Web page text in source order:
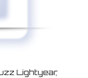
Lightyear,